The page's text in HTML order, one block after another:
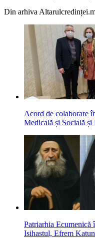
Din arhiva
Acord de colaborare
Medicală și Socială
Patriarhia
Isihastul, Efrem